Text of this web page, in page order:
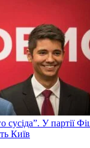
сусіда”. У партії
Київ